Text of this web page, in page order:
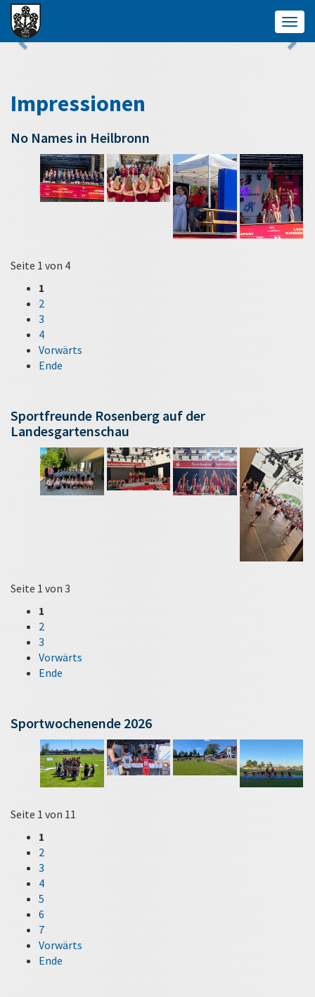
Impressionen
No Names in Heilbronn
Seite 1 von 4
1
2
3
4
Vorwärts
Ende
Sportfreunde Rosenberg auf der
Landesgartenschau
Seite 1 von 3
1
2
3
Vorwärts
Ende
Sportwochenende 2026
Seite 1 von 11
1
2
3
4
5
6
7
Vorwärts
Ende